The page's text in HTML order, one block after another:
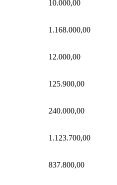
10.000,00
1.168.000,00
12.000,00
125.900,00
240.000,00
1.123.700,00
837.800,00